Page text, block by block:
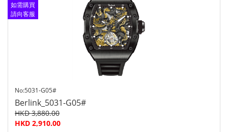
如需購買
請向客服
No:5031-G05#
Berlink_5031-G05#
HKD 3,880.00
HKD 2,910.00